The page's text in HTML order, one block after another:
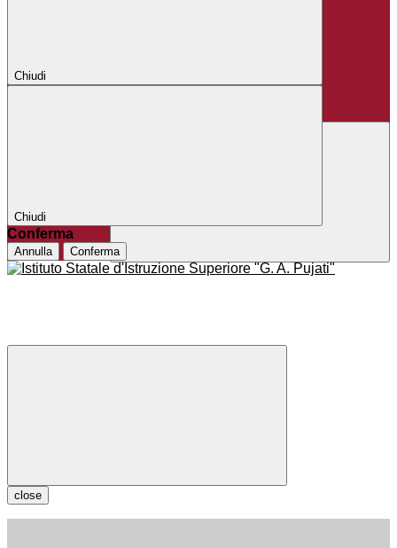
Chiudi
Chiudi
Conferma
Annulla Conferma
close